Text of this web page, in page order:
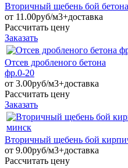
Вторичный щебень бой
от 11.00руб/м3+доставка
Рассчитать цену
Заказать
Отсев дробленого бетона
фр.0-20
от 3.00руб/м3+доставка
Рассчитать цену
Заказать
Вторичный щебень бой
от 9.00руб/м3+доставка
Рассчитать цену